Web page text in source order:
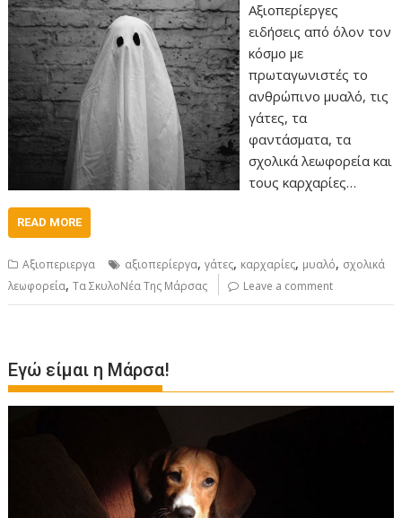
Αξιοπερίεργες
ειδήσεις από όλον τον
κόσμο με
πρωταγωνιστές το
ανθρώπινο μυαλό, τις
γάτες, τα
φαντάσματα, τα
σχολικά λεωφορεία και
τους καρχαρίες…
READ MORE
Αξιοπεριεργα αξιοπερίεργα,γάτες, καρχαρίες, μυαλό, σχολικά
λεωφορεία,Τα ΣκυλοΝέα Της Μάρσας Leave a comment
Εγώ είμαι η Μάρσα!